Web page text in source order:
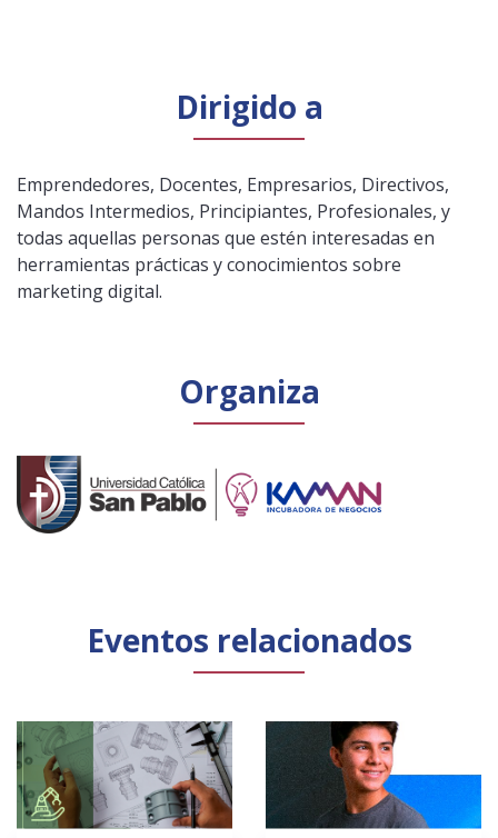
Dirigido a
Emprendedores, Docentes, Empresarios, Directivos,
Mandos Intermedios, Principiantes, Profesionales, y
todas aquellas personas que estén interesadas en
herramientas prácticas y conocimientos sobre
marketing digital.
Organiza
Eventos relacionados